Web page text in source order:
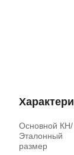
Основной КН/
Эталонный
размер